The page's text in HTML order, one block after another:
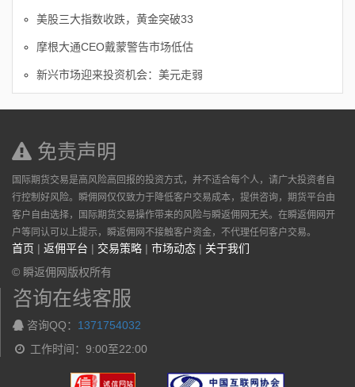
美股三大指数收跌，黄金突破33
摩根大通CEO戴蒙警告市场低估
新兴市场迎来投资机会：美元走弱
免责声明
国际期货交易是高风险高回报的投资方式，并不适合每个人，请广大投资者自
行控制好风险。瞬佣网仅仅致力于降低客户交易成本，提供咨询，期货平台由
客户自由选择，国际期货交易操作带来的风险与瞬返佣网无关。在瞬返佣网开
户等同认可以上提示，瞬返佣网不接触客户资金，不代理任何客户交易。
首页 | 返佣平台 | 交易策略 | 市场动态 | 关于我们
© 瞬返佣网版权所有
咨询在线客服
咨询QQ： 1371754032
工作时间：9:00至22:00